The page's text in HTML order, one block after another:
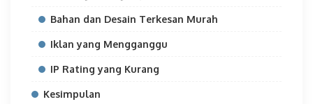
Bahan dan Desain Terkesan Murah
Iklan yang Mengganggu
IP Rating yang Kurang
Kesimpulan